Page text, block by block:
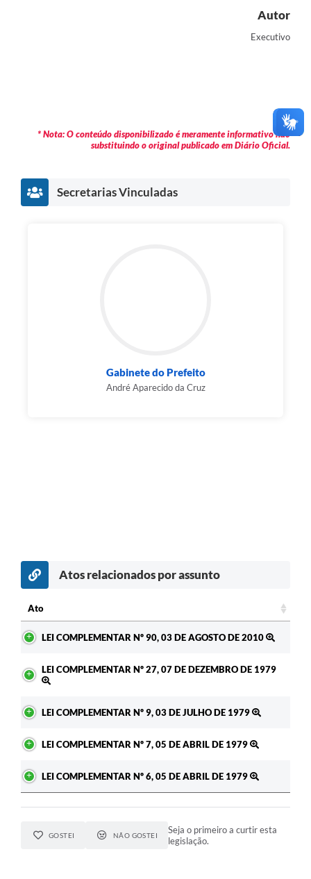
Autor
Executivo
* Nota: O conteúdo disponibilizado é meramente informativo não
substituindo o original publicado em Diário Oficial.
Secretarias Vinculadas
Gabinete do Prefeito
André Aparecido da Cruz
Atos relacionados por assunto
Ato
LEI COMPLEMENTAR Nº 90, 03 DE AGOSTO DE 2010
LEI COMPLEMENTAR Nº 27, 07 DE DEZEMBRO DE 1979
LEI COMPLEMENTAR Nº 9, 03 DE JULHO DE 1979
LEI COMPLEMENTAR Nº 7, 05 DE ABRIL DE 1979
LEI COMPLEMENTAR Nº 6, 05 DE ABRIL DE 1979
GOSTEI NÃO GOSTEI
Seja o primeiro a curtir esta
legislação.